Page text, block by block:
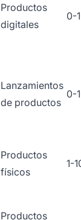
Productos
digitales
0-
Lanzamientos
de productos
0-
Productos
físicos
1-
Productos